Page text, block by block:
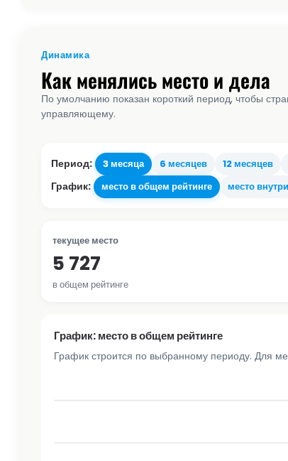
Динамика
Как менялись место и дела
По умолчанию показан короткий период, чтобы
управляющему.
Период: 3 месяца 6 месяцев 12 месяцев
График: место в общем рейтинге место
текущее место
5 727
в общем рейтинге
График: место в общем рейтинге
График строится по выбранному периоду. Для